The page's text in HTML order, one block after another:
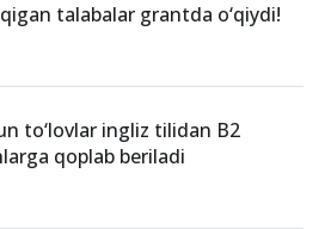
talabalar grantda o‘qiydi!
to‘lovlar ingliz tilidan B2
qoplab beriladi